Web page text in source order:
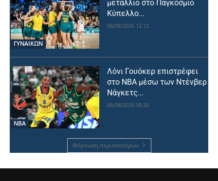
ΓΥΝΑΙΚΩΝ
μετάλλιο στο Παγκόσμιο
Κύπελλο...
06/08/2026 12:12
NBA
Λόνι Γουόκερ επιστρέφει
στο NBA μέσω των Ντένβερ
Νάγκετς...
06/08/2026 08:26
Φόρτωση περισσοτέρων